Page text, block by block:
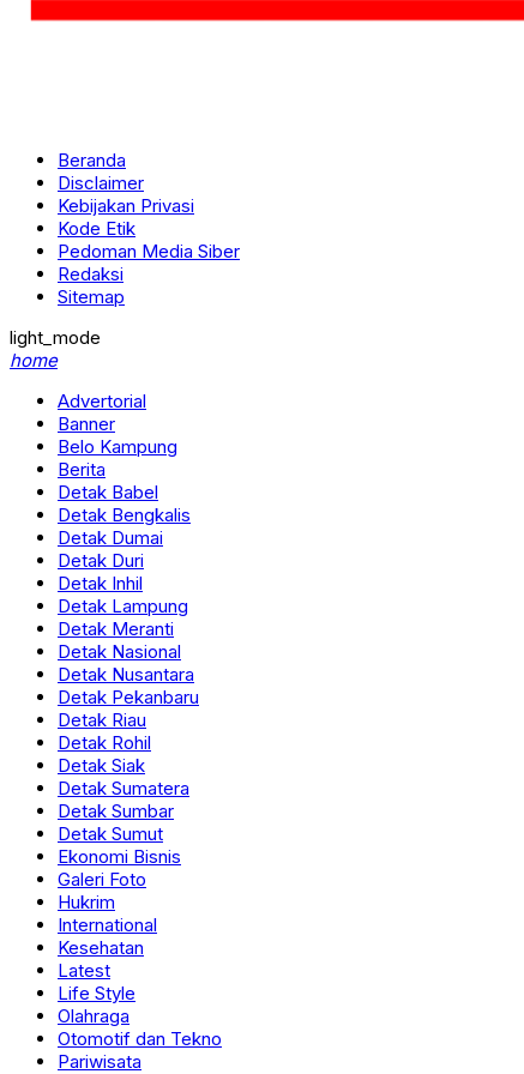
Beranda
Disclaimer
Kebijakan Privasi
Kode Etik
Pedoman Media Siber
Redaksi
Sitemap
light_mode
home
Advertorial
Banner
Belo Kampung
Berita
Detak Babel
Detak Bengkalis
Detak Dumai
Detak Duri
Detak Inhil
Detak Lampung
Detak Meranti
Detak Nasional
Detak Nusantara
Detak Pekanbaru
Detak Riau
Detak Rohil
Detak Siak
Detak Sumatera
Detak Sumbar
Detak Sumut
Ekonomi Bisnis
Galeri Foto
Hukrim
International
Kesehatan
Latest
Life Style
Olahraga
Otomotif dan Tekno
Pariwisata